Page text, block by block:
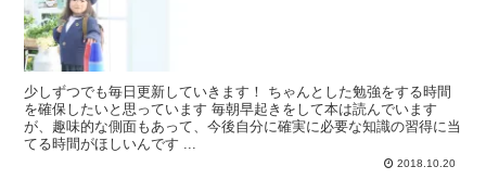
少しずつでも毎日更新していきます！ ちゃんとした勉強をする時間
を確保したいと思っています 毎朝早起きをして本は読んでいます
が、趣味的な側面もあって、今後自分に確実に必要な知識の習得に当
てる時間がほしいんです ...
2018.10.20